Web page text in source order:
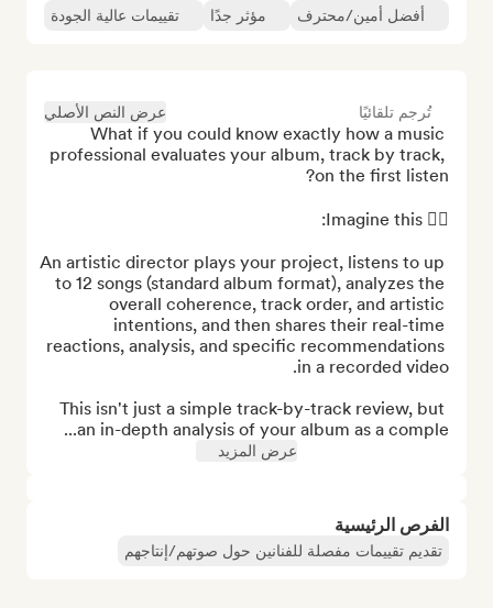
تُرجم تلقائيًا عرض النص الأصلي
What if you could know exactly how a music
professional evaluates your album, track by track,
An artistic director plays your project, listens to up
to 12 songs (standard album format), analyzes the
overall coherence, track order, and artistic
intentions, and then shares their real-time
reactions, analysis, and specific recommendations
This isn't just a simple track-by-track review, but
an in-depth analysis of your album as a comple...
عرض المزيد
الفرص الرئيسية
تقديم تقييمات مفصلة للفنانين حول صوتهم/إنتاجهم
أفضل أمين/محترف مؤثر جدًا تقييمات عالية الجودة